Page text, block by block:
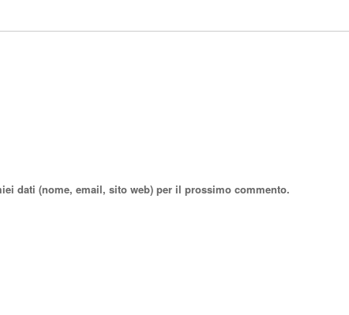
dati (nome, email, sito web) per il prossimo commento.